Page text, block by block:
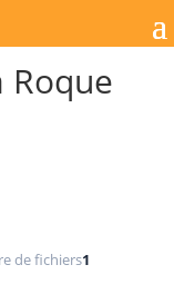
Roque
de fichiers1